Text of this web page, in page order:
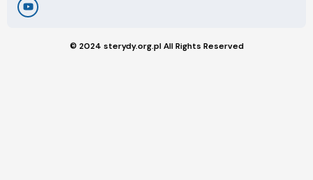
© 2024 sterydy.org.pl All Rights Reserved